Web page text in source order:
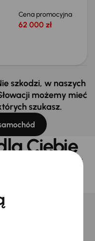
Cena promocyjna
62 000 zł
szkodzi, w naszych
możemy mieć
szukasz.
Ciebie
z naszej oferty. Kupimy